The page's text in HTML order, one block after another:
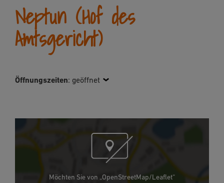
Neptun (Hof des
Amtsgericht)
Öffnungszeiten: geöffnet
Möchten Sie von „OpenStreetMap/Leaflet“